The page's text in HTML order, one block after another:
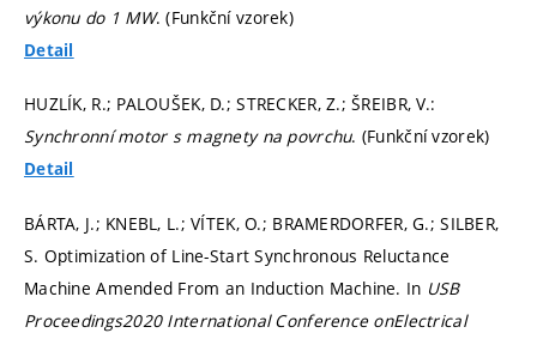
výkonu do 1 MW. (Funkční vzorek)
Detail
HUZLÍK, R.; PALOUŠEK, D.; STRECKER, Z.; ŠREIBR, V.:
Synchronní motor s magnety na povrchu. (Funkční vzorek)
Detail
BÁRTA, J.; KNEBL, L.; VÍTEK, O.; BRAMERDORFER, G.; SILBER,
S. Optimization of Line-Start Synchronous Reluctance
Machine Amended From an Induction Machine. In USB
Proceedings2020 International Conference onElectrical